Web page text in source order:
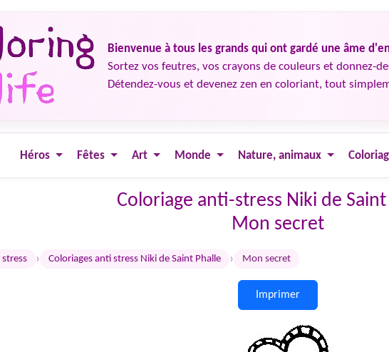
Bienvenue à tous les grands qui ont gardé une âme
Sortez vos feutres, vos crayons de couleurs et donnez-
Détendez-vous et devenez zen en coloriant, tout
Héros Fêtes Art Monde Nature, animaux
Coloriage anti-stress Niki de Saint
Mon secret
stress › Coloriages anti stress Niki de Saint Phalle › Mon secret
Imprimer